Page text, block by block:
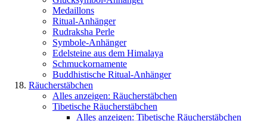
Medaillons
Ritual-Anhänger
Rudraksha Perle
Symbole-Anhänger
Edelsteine aus dem Himalaya
Schmuckornamente
Buddhistische Ritual-Anhänger
Räucherstäbchen
Alles anzeigen: Räucherstäbchen
Tibetische Räucherstäbchen
Alles anzeigen: Tibetische Räucherstäbchen